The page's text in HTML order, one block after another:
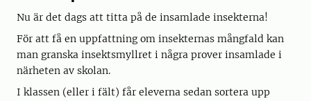
Nu är det dags att titta på de insamlade insekterna!
För att få en uppfattning om insekternas mångfald kan
man granska insektsmyllret i några prover insamlade i
närheten av skolan.
I klassen (eller i fält) får eleverna sedan sortera upp